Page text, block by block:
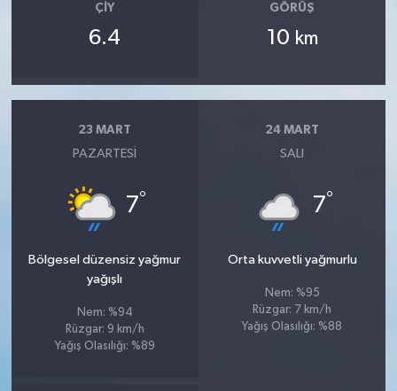
ÇIY
6.4
GÖRÜŞ
10 km
23 MART
PAZARTESI
7°
Bölgesel düzensiz yağmur
yağışlı
Nem: %94
Rüzgar: 9 km/h
Yağış Olasılığı: %89
24 MART
SALI
7°
Orta kuvvetli yağmurlu
Nem: %95
Rüzgar: 7 km/h
Yağış Olasılığı: %88